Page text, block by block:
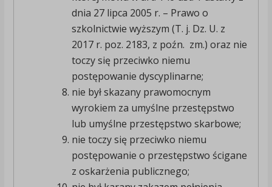
dnia 27 lipca 2005 r. – Prawo o
szkolnictwie wyższym (T. j. Dz. U. z
2017 r. poz. 2183, z poźn. zm.) oraz nie
toczy się przeciwko niemu
postępowanie dyscyplinarne;
nie był skazany prawomocnym
wyrokiem za umyślne przestępstwo
lub umyślne przestępstwo skarbowe;
nie toczy się przeciwko niemu
postępowanie o przestępstwo ścigane
z oskarżenia publicznego;